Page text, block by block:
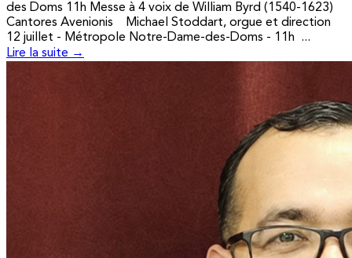
des Doms 11h Messe à 4 voix de William Byrd (1540-1623)
Cantores Avenionis Michael Stoddart, orgue et direction
12 juillet - Métropole Notre-Dame-des-Doms - 11h ...
Lire la suite →